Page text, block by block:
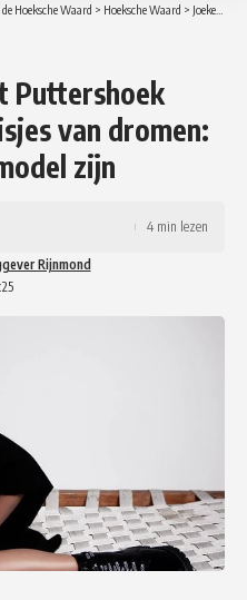
Hoeksche Waard > Hoeksche Waard > Joeke Rovers (8) uit Puttershoek doet waar veel meisjes van dromen: internationaal topmodel zijn
Puttershoek
van dromen:
zijn
Rijnmond
4 min lezen